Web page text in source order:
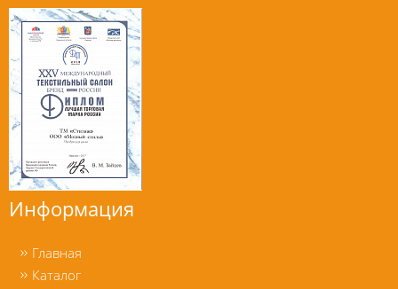
Информация
Главная
Каталог